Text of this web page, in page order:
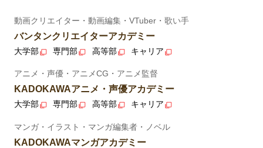
動画クリエイター・動画編集・VTuber・歌い手
バンタンクリエイターアカデミー
大学部 専門部 高等部 キャリア
アニメ・声優・アニメCG・アニメ監督
KADOKAWAアニメ・声優アカデミー
大学部 専門部 高等部 キャリア
マンガ・イラスト・マンガ編集者・ノベル
KADOKAWAマンガアカデミー